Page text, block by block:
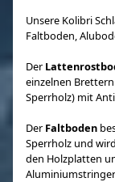
Unsere Kolibri
Faltboden,
Der
einzelnen
Sperrholz) mit
Der Faltboden
Sperrholz und
den Holzplatten